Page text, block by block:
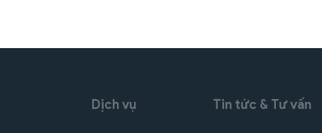
Dịch vụ Tin tức & Tư vấn